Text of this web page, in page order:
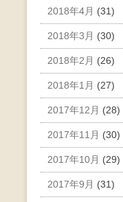
2018年4月 (31)
2018年3月 (30)
2018年2月 (26)
2018年1月 (27)
2017年12月 (28)
2017年11月 (30)
2017年10月 (29)
2017年9月 (31)